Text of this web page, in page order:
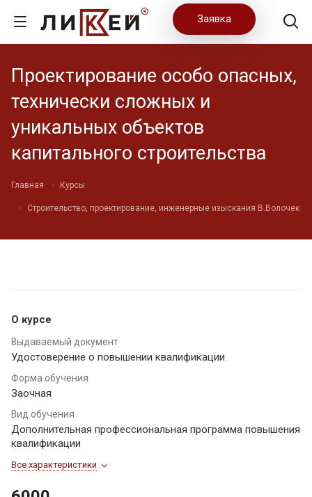
Заявка
Проектирование особо опасных,
технически сложных и
уникальных объектов
капитального строительства
Главная Курсы
Строительство, проектирование, инженерные изыскания В.Волочек
О курсе
Выдаваемый документ
Удостоверение о повышении квалификации
Форма обучения
Заочная
Вид обучения
Дополнительная профессиональная программа повышения
квалификации
Все характеристики